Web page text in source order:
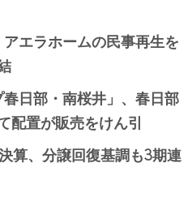
エラホームの民事再生を
日部・南桜井」、春日部
配置が販売をけん引
算、分譲回復基調も3期連